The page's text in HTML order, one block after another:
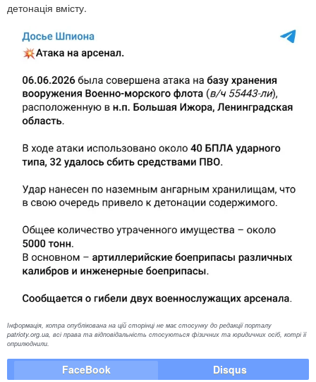
детонація вмісту.
Інформація, котра опублікована на цій сторінці не має стосунку до редакції порталу
patrioty.org.ua, всі права та відповідальність стосуються фізичних та юридичних осіб, котрі її
оприлюднили.
FaceBook Disqus